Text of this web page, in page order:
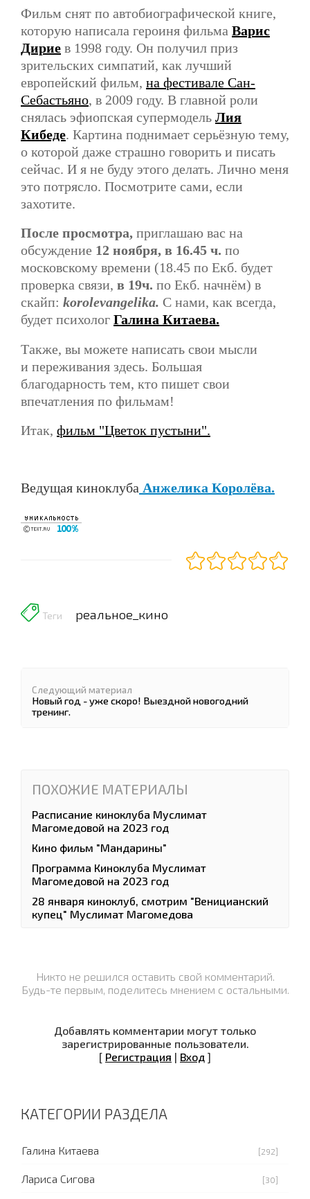
Фильм снят по автобиографической книге,
которую написала героиня фильма Варис
Дирие в 1998 году. Он получил приз
зрительских симпатий, как лучший
европейский фильм, на фестивале Сан-
Себастьяно, в 2009 году. В главной роли
снялась эфиопская супермодель Лия
Кибеде. Картина поднимает серьёзную тему,
о которой даже страшно говорить и писать
сейчас. И я не буду этого делать. Лично меня
это потрясло. Посмотрите сами, если
захотите.
После просмотра, приглашаю вас на
обсуждение 12 ноября, в 16.45 ч. по
московскому времени (18.45 по Екб. будет
проверка связи, в 19ч. по Екб. начнём) в
скайп: korolevangelika. С нами, как всегда,
будет психолог Галина Китаева.
Также, вы можете написать свои мысли
и переживания здесь. Большая
благодарность тем, кто пишет свои
впечатления по фильмам!
Итак, фильм "Цветок пустыни".
Ведущая киноклуба Анжелика Королёва.
Теги реальное_кино
Следующий материал
Новый год - уже скоро! Выездной новогодний
тренинг.
ПОХОЖИЕ МАТЕРИАЛЫ
Расписание киноклуба Муслимат
Магомедовой на 2023 год
Кино фильм "Мандарины"
Программа Киноклуба Муслимат
Магомедовой на 2023 год
28 января киноклуб, смотрим "Веницианский
купец" Муслимат Магомедова
Никто не решился оставить свой комментарий.
Будь-те первым, поделитесь мнением с остальными.
Добавлять комментарии могут только
зарегистрированные пользователи.
[ Регистрация | Вход ]
КАТЕГОРИИ РАЗДЕЛА
Галина Китаева [292]
Лариса Сигова [30]